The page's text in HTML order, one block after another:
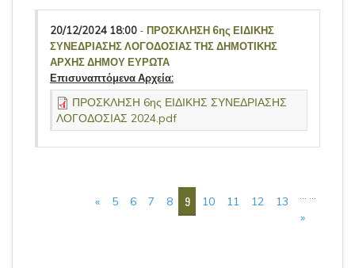
20/12/2024 18:00 - ΠΡΟΣΚΛΗΣΗ 6ης ΕΙΔΙΚΗΣ
ΣΥΝΕΔΡΙΑΣΗΣ ΛΟΓΟΔΟΣΙΑΣ ΤΗΣ ΔΗΜΟΤΙΚΗΣ
ΑΡΧΗΣ ΔΗΜΟΥ ΕΥΡΩΤΑ
Επισυναπτόμενα Αρχεία:
ΠΡΟΣΚΛΗΣΗ 6ης ΕΙΔΙΚΗΣ ΣΥΝΕΔΡΙΑΣΗΣ
ΛΟΓΟΔΟΣΙΑΣ 2024.pdf
« 5 6 7 8 9 10 11 12 13
»